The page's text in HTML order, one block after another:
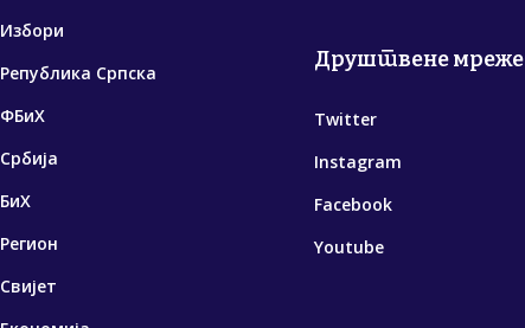
Избори
Република Српска
ФБиХ
Србија
БиХ
Регион
Свијет
Друштвене мреже
Twitter
Instagram
Facebook
Youtube